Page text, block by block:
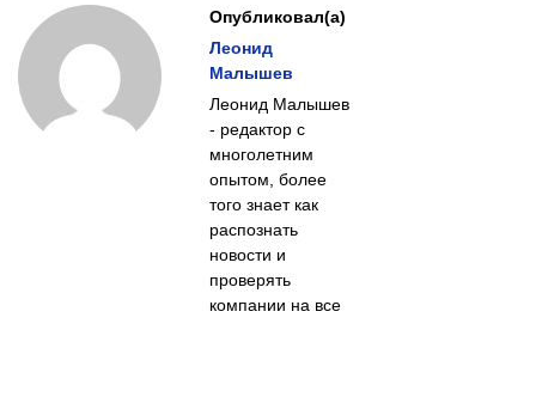
Опубликовал(а)
Леонид
Малышев
Леонид Малышев
- редактор с
многолетним
опытом, более
того знает как
распознать
новости и
проверять
компании на все